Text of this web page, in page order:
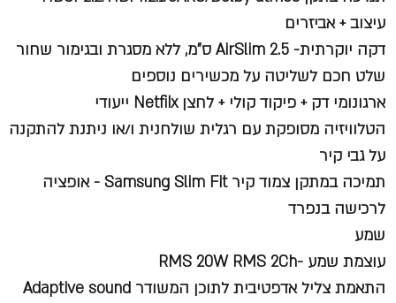
עיצוב + אביזרים
דקה יוקרתית- AirSlim 2.5 ס"מ, ללא מסגרת ובגימור שחור
שלט חכם לשליטה על מכשירים נוספים
ארגונומי דק + פיקוד קולי + לחצן Netfilx ייעודי
הטלוויזיה מסופקת עם רגלית שולחנית ו/או ניתנת להתקנה
על גבי קיר
תמיכה במתקן צמוד קיר Samsung Slim Fit - אופציה
לרכישה בנפרד
שמע
עוצמת שמע -RMS 20W RMS 2Ch
התאמת צליל אדפטיבית לתוכן המשודר Adaptive sound